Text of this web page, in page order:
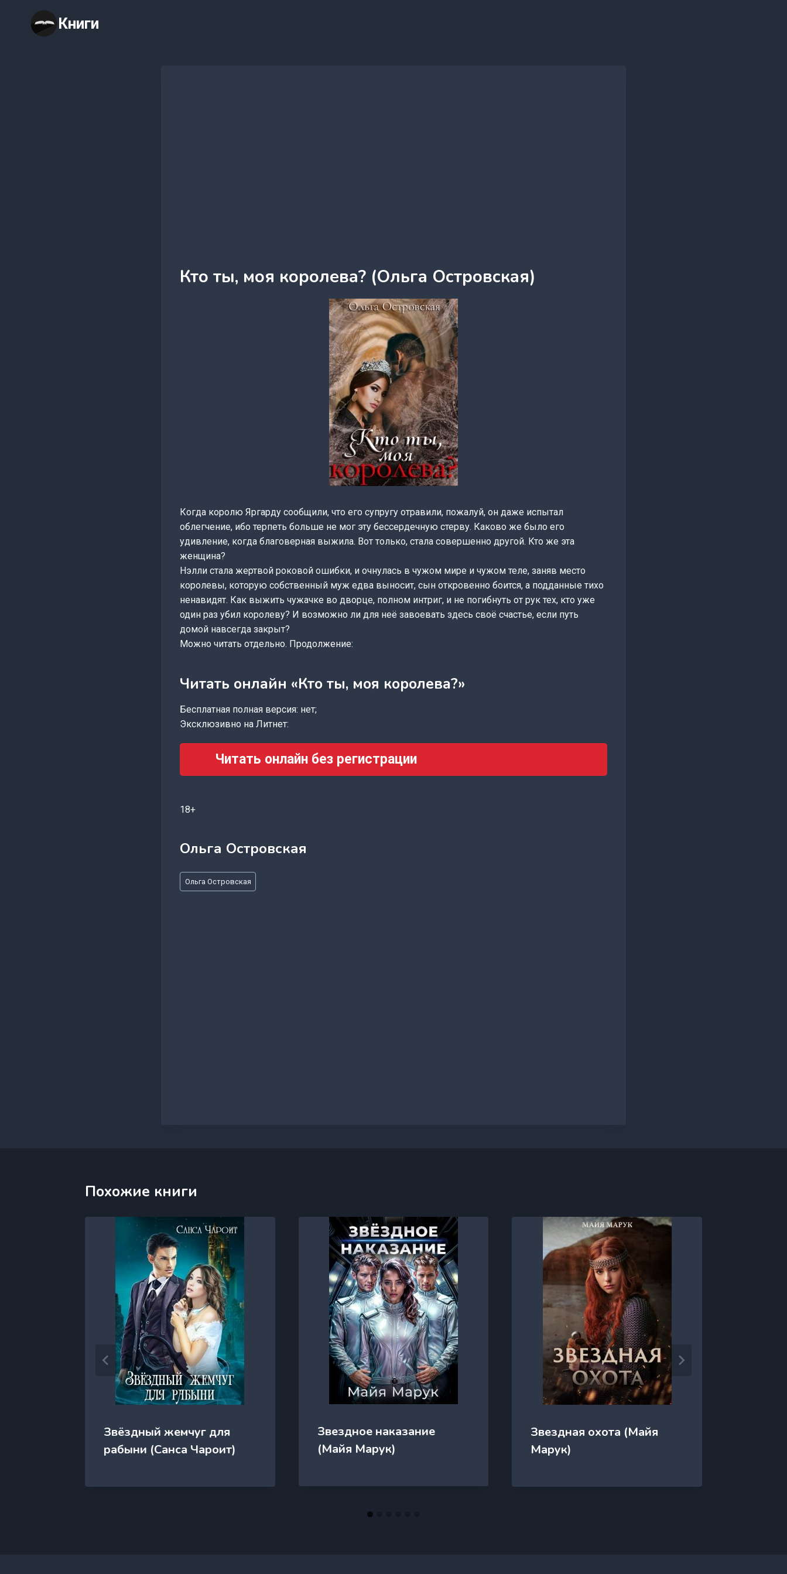
содержимому
Книги
Кто ты, моя королева? (Ольга Островская)
Когда королю Яргарду сообщили, что его супругу отравили, пожалуй, он даже испытал
облегчение, ибо терпеть больше не мог эту бессердечную стерву. Каково же было его
удивление, когда благоверная выжила. Вот только, стала совершенно другой. Кто же эта
женщина?
Нэлли стала жертвой роковой ошибки, и очнулась в чужом мире и чужом теле, заняв место
королевы, которую собственный муж едва выносит, сын откровенно боится, а подданные тихо
ненавидят. Как выжить чужачке во дворце, полном интриг, и не погибнуть от рук тех, кто уже
один раз убил королеву? И возможно ли для неё завоевать здесь своё счастье, если путь
домой навсегда закрыт?
Можно читать отдельно. Продолжение:
Читать онлайн «Кто ты, моя королева?»
Бесплатная полная версия: нет;
Эксклюзивно на Литнет:
Читать онлайн без регистрации
18+
Ольга Островская
Метки
записи:
Ольга Островская
Похожие книги
Звёздный жемчуг для
рабыни (Санса Чароит)
Звездное наказание
(Майя Марук)
Звездная охота (Майя
Марук)